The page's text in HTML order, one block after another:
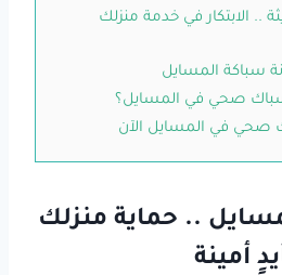
.. الابتكار في خدمة منزلك
سباكة المسايل
سباك صحي في المسايل؟
في المسايل الآن
.. حماية منزلك
أمينة